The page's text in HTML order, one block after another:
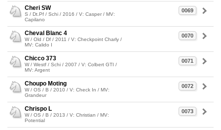
0069
Cheri SW
S / Dt.Pf / Schi / 2016 / V: Casper / MV:
Capilano
0070
Cheval Blanc 4
W / Old / Df / 2011 / V: Checkpoint Charly /
MV: Calido I
0071
Chicco 373
W / Westf / Schi / 2007 / V: Colbert GTI /
MV: Argent
0072
Choupo Moting
W / OS / B / 2010 / V: Check In / MV:
Grandeur
0073
Chrispo L
W / OS / B / 2013 / V: Christian / MV:
Potential